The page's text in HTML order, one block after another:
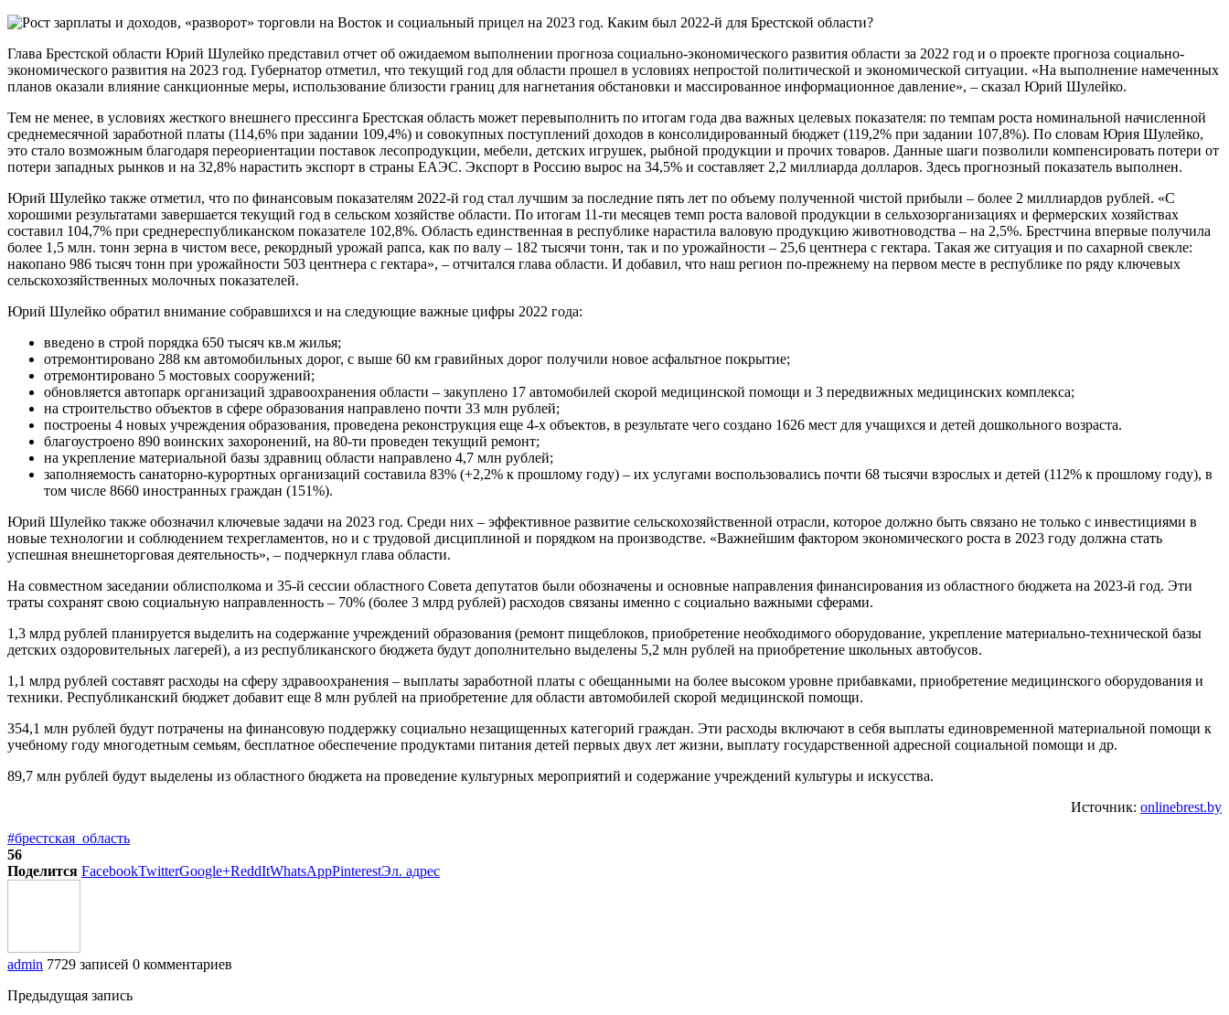
Глава Брестской области Юрий Шулейко представил отчет об ожидаемом выполнении прогноза социально-экономического развития области за 2022 год и о проекте прогноза социально-
экономического развития на 2023 год. Губернатор отметил, что текущий год для области прошел в условиях непростой политической и экономической ситуации. «На выполнение намеченных
планов оказали влияние санкционные меры, использование близости границ для нагнетания обстановки и массированное информационное давление», – сказал Юрий Шулейко.
Тем не менее, в условиях жесткого внешнего прессинга Брестская область может перевыполнить по итогам года два важных целевых показателя: по темпам роста номинальной начисленной
среднемесячной заработной платы (114,6% при задании 109,4%) и совокупных поступлений доходов в консолидированный бюджет (119,2% при задании 107,8%). По словам Юрия Шулейко,
это стало возможным благодаря переориентации поставок лесопродукции, мебели, детских игрушек, рыбной продукции и прочих товаров. Данные шаги позволили компенсировать потери от
потери западных рынков и на 32,8% нарастить экспорт в страны ЕАЭС. Экспорт в Россию вырос на 34,5% и составляет 2,2 миллиарда долларов. Здесь прогнозный показатель выполнен.
Юрий Шулейко также отметил, что по финансовым показателям 2022-й год стал лучшим за последние пять лет по объему полученной чистой прибыли – более 2 миллиардов рублей. «С
хорошими результатами завершается текущий год в сельском хозяйстве области. По итогам 11-ти месяцев темп роста валовой продукции в сельхозорганизациях и фермерских хозяйствах
составил 104,7% при среднереспубликанском показателе 102,8%. Область единственная в республике нарастила валовую продукцию животноводства – на 2,5%. Брестчина впервые получила
более 1,5 млн. тонн зерна в чистом весе, рекордный урожай рапса, как по валу – 182 тысячи тонн, так и по урожайности – 25,6 центнера с гектара. Такая же ситуация и по сахарной свекле:
накопано 986 тысяч тонн при урожайности 503 центнера с гектара», – отчитался глава области. И добавил, что наш регион по-прежнему на первом месте в республике по ряду ключевых
сельскохозяйственных молочных показателей.
Юрий Шулейко обратил внимание собравшихся и на следующие важные цифры 2022 года:
введено в строй порядка 650 тысяч кв.м жилья;
отремонтировано 288 км автомобильных дорог, с выше 60 км гравийных дорог получили новое асфальтное покрытие;
отремонтировано 5 мостовых сооружений;
обновляется автопарк организаций здравоохранения области – закуплено 17 автомобилей скорой медицинской помощи и 3 передвижных медицинских комплекса;
на строительство объектов в сфере образования направлено почти 33 млн рублей;
построены 4 новых учреждения образования, проведена реконструкция еще 4-х объектов, в результате чего создано 1626 мест для учащихся и детей дошкольного возраста.
благоустроено 890 воинских захоронений, на 80-ти проведен текущий ремонт;
на укрепление материальной базы здравниц области направлено 4,7 млн рублей;
заполняемость санаторно-курортных организаций составила 83% (+2,2% к прошлому году) – их услугами воспользовались почти 68 тысячи взрослых и детей (112% к прошлому году), в
том числе 8660 иностранных граждан (151%).
Юрий Шулейко также обозначил ключевые задачи на 2023 год. Среди них – эффективное развитие сельскохозяйственной отрасли, которое должно быть связано не только с инвестициями в
новые технологии и соблюдением техрегламентов, но и с трудовой дисциплиной и порядком на производстве. «Важнейшим фактором экономического роста в 2023 году должна стать
успешная внешнеторговая деятельность», – подчеркнул глава области.
На совместном заседании облисполкома и 35-й сессии областного Совета депутатов были обозначены и основные направления финансирования из областного бюджета на 2023-й год. Эти
траты сохранят свою социальную направленность – 70% (более 3 млрд рублей) расходов связаны именно с социально важными сферами.
1,3 млрд рублей планируется выделить на содержание учреждений образования (ремонт пищеблоков, приобретение необходимого оборудование, укрепление материально-технической базы
детских оздоровительных лагерей), а из республиканского бюджета будут дополнительно выделены 5,2 млн рублей на приобретение школьных автобусов.
1,1 млрд рублей составят расходы на сферу здравоохранения – выплаты заработной платы с обещанными на более высоком уровне прибавками, приобретение медицинского оборудования и
техники. Республиканский бюджет добавит еще 8 млн рублей на приобретение для области автомобилей скорой медицинской помощи.
354,1 млн рублей будут потрачены на финансовую поддержку социально незащищенных категорий граждан. Эти расходы включают в себя выплаты единовременной материальной помощи к
учебному году многодетным семьям, бесплатное обеспечение продуктами питания детей первых двух лет жизни, выплату государственной адресной социальной помощи и др.
89,7 млн рублей будут выделены из областного бюджета на проведение культурных мероприятий и содержание учреждений культуры и искусства.
Источник: onlinebrest.by
#брестская_область
56
Поделится FacebookTwitterGoogle+ReddItWhatsAppPinterestЭл. адрес
admin 7729 записей 0 комментариев
Предыдущая запись